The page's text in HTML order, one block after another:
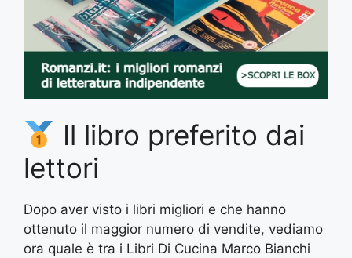
Il libro preferito dai
lettori
Dopo aver visto i libri migliori e che hanno
ottenuto il maggior numero di vendite, vediamo
ora quale è tra i Libri Di Cucina Marco Bianchi